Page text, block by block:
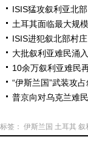
ISIS猛攻叙利亚北
土耳其面临最大规
ISIS进犯叙北部村
大批叙利亚难民涌
10余万叙利亚难民
“伊斯兰国”武装攻
普京向对乌克兰难
标签： 伊斯兰国 土耳其 叙